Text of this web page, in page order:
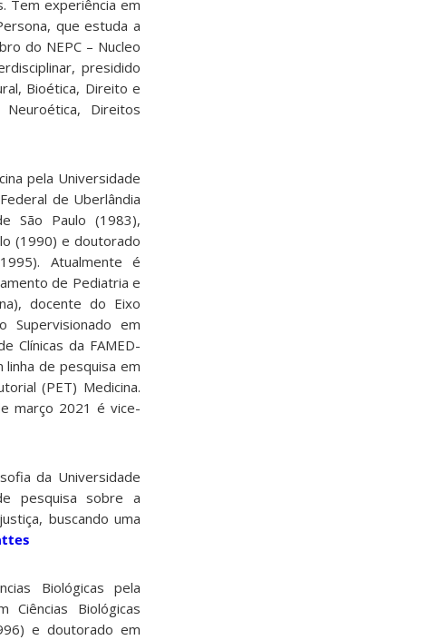
Tem experiência em
que estuda a
do NEPC – Nucleo
presidido
Bioética, Direito e
Direitos
pela Universidade
de Uberlândia
São Paulo (1983),
(1990) e doutorado
Atualmente é
de Pediatria e
docente do Eixo
Supervisionado em
Clínicas da FAMED-
linha de pesquisa em
(PET) Medicina.
março 2021 é vice-
da Universidade
pesquisa sobre a
buscando uma
Biológicas pela
Ciências Biológicas
e doutorado em